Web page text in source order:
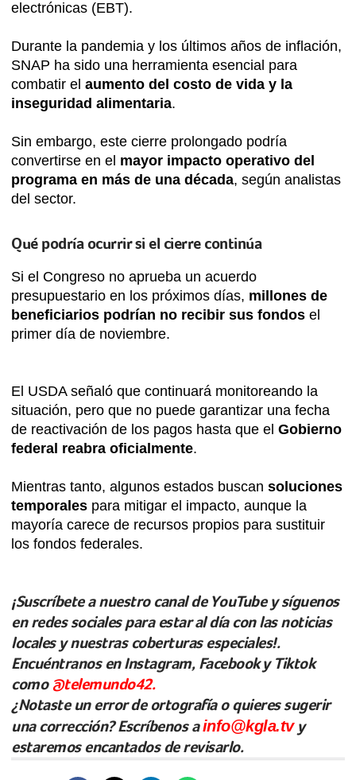
electrónicas (EBT).
Durante la pandemia y los últimos años de inflación,
SNAP ha sido una herramienta esencial para
combatir el aumento del costo de vida y la
inseguridad alimentaria.
Sin embargo, este cierre prolongado podría
convertirse en el mayor impacto operativo del
programa en más de una década, según analistas
del sector.
Qué podría ocurrir si el cierre continúa
Si el Congreso no aprueba un acuerdo
presupuestario en los próximos días, millones de
beneficiarios podrían no recibir sus fondos el
primer día de noviembre.
El USDA señaló que continuará monitoreando la
situación, pero que no puede garantizar una fecha
de reactivación de los pagos hasta que el Gobierno
federal reabra oficialmente.
Mientras tanto, algunos estados buscan soluciones
temporales para mitigar el impacto, aunque la
mayoría carece de recursos propios para sustituir
los fondos federales.
¡Suscríbete a nuestro canal de YouTube y síguenos
en redes sociales para estar al día con las noticias
locales y nuestras coberturas especiales!.
Encuéntranos en Instagram, Facebook y Tiktok
como@telemundo42.
¿Notaste un error de ortografía o quieres sugerir
una corrección? Escríbenos ainfo@kgla.tvy
estaremos encantados de revisarlo.